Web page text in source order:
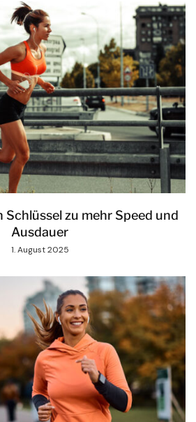
Schlüssel zu mehr Speed und
Ausdauer
1. August 2025